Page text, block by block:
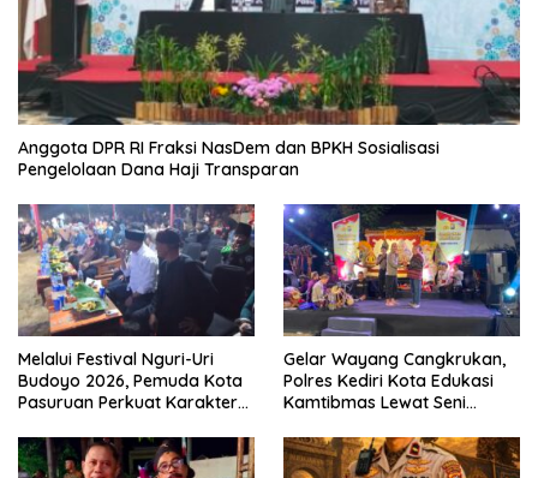
Anggota DPR RI Fraksi NasDem dan BPKH Sosialisasi
Pengelolaan Dana Haji Transparan
Melalui Festival Nguri-Uri
Budoyo 2026, Pemuda Kota
Pasuruan Perkuat Karakter
Narkoba
Gelar Wayang Cangkrukan,
Polres Kediri Kota Edukasi
Kamtibmas Lewat Seni